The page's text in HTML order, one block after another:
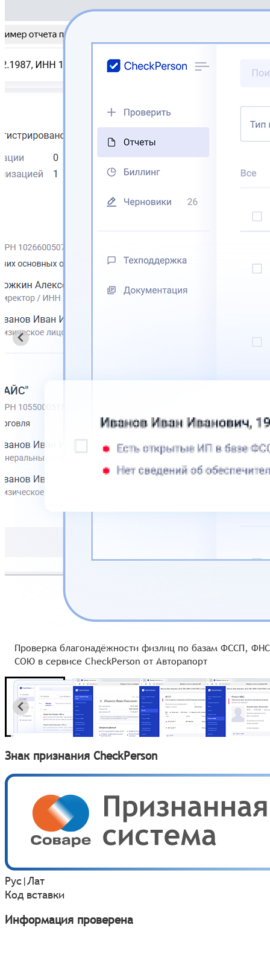
Проверка благонадёжности физлиц по базам ФССП,
СОЮ в сервисе CheckPerson от Авторапорт
Знак признания CheckPerson
Рус|Лат
Код вставки
Информация проверена